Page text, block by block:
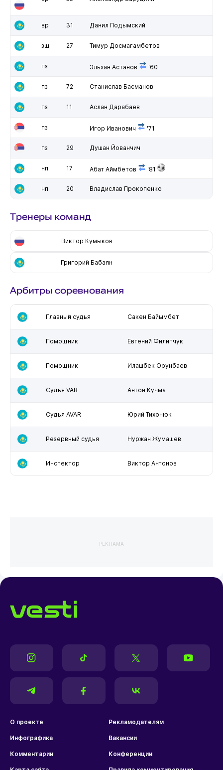
вр 31 Данил Подымский
зщ 27 Тимур Досмагамбетов
пз Эльхан Астанов '60
пз 72 Станислав Басманов
пз 11 Аслан Дарабаев
пз Игор Иванович '71
пз 29 Душан Йованчич
нп 17 Абат Аймбетов '81
нп 20 Владислав Прокопенко
Тренеры команд
Виктор Кумыков
Григорий Бабаян
Арбитры соревнования
Главный судья Сакен Байымбет
Помощник Евгений Филипчук
Помощник Илашбек Орунбаев
Судья VAR Антон Кучма
Судья AVAR Юрий Тихонюк
Резервный судья Нуржан Жумашев
Инспектор Виктор Антонов
РЕКЛАМА
О проекте Рекламодателям
Инфографика Вакансии
Комментарии Конференции